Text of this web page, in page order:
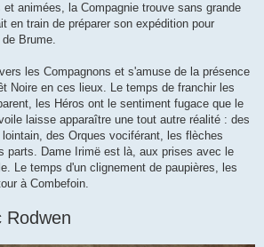
et animées, la Compagnie trouve sans grande
en train de préparer son expédition pour
Brume.
les Compagnons et s'amuse de la présence
Noire en ces lieux. Le temps de franchir les
les Héros ont le sentiment fugace que le
laisse apparaître une tout autre réalité : des
des Orques vociférant, les flèches
parts. Dame Irimë est là, aux prises avec le
Le temps d'un clignement de paupières, les
à Combefoin.
Rodwen